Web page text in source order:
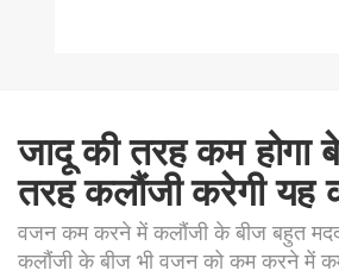
जादू की तरह कम होगा
तरह कलौंजी करेगी यह
वजन कम करने में कलौंजी के बीज बहुत
कलौंजी के बीज भी वजन को कम करने में